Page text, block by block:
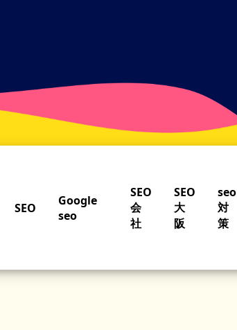
SEO
Google
seo
SEO
会
社
SEO
大
阪
seo
対
策